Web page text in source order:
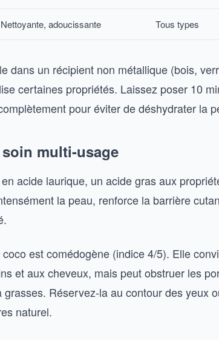
Nettoyante, adoucissante Tous types
dans un récipient non métallique (bois,
certaines propriétés. Laissez poser 10
pour éviter de déshydrater la
multi-usage
acide laurique, un acide gras aux
la peau, renforce la barrière
est comédogène (indice 4/5). Elle
et aux cheveux, mais peut obstruer les
Réservez-la au contour des yeux
naturel.